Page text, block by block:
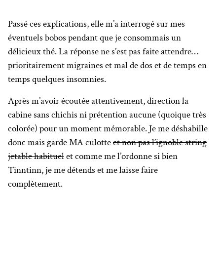
Passé ces explications, elle m’a interrogé sur mes
éventuels bobos pendant que je consommais un
délicieux thé. La réponse ne s’est pas faite attendre…
prioritairement migraines et mal de dos et de temps en
temps quelques insomnies.
Après m’avoir écoutée attentivement, direction la
cabine sans chichis ni prétention aucune (quoique très
colorée) pour un moment mémorable. Je me déshabille
donc mais garde MA culotteet non pas l’ignoble string
jetable habituelet comme me l’ordonne si bien
Tinntinn, je me détends et me laisse faire
complètement.